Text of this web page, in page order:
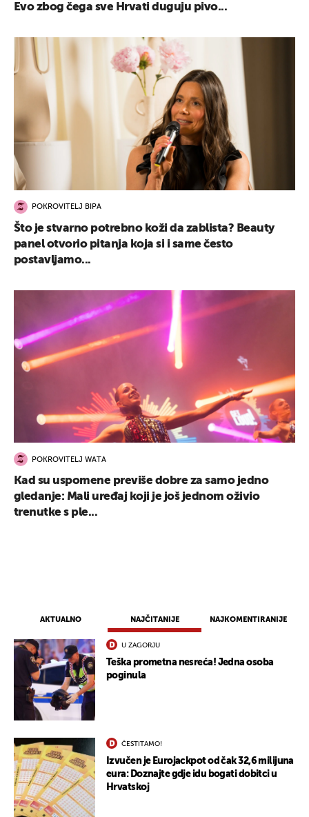
AKTUALNO NAJČITANIJE NAJKOMENTIRANIJE
U ZAGORJU
Teška prometna nesreća! Jedna osoba
poginula
ČESTITAMO!
Izvučen je Eurojackpot od čak 32,6 milijuna
eura: Doznajte gdje idu bogati dobitci u
Hrvatskoj
Evo zbog čega sve Hrvati duguju pivo...
POKROVITELJ BIPA
Što je stvarno potrebno koži da zablista? Beauty
panel otvorio pitanja koja si i same često
postavljamo...
POKROVITELJ WATA
Kad su uspomene previše dobre za samo jedno
gledanje: Mali uređaj koji je još jednom oživio
trenutke s ple...